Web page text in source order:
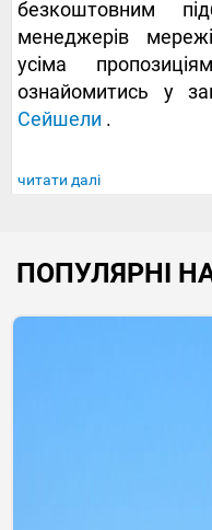
безкоштовним
менеджерів
усіма
ознайомитись у
Сейшели .
читати далі
ПОПУЛЯРНІ